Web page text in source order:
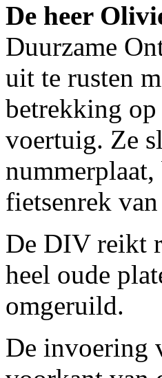
De heer
Duurzame
uit te rusten
betrekking op
voertuig. Ze
fietsenrek
De DIV reikt
heel oude
omgeruild.
De invoering